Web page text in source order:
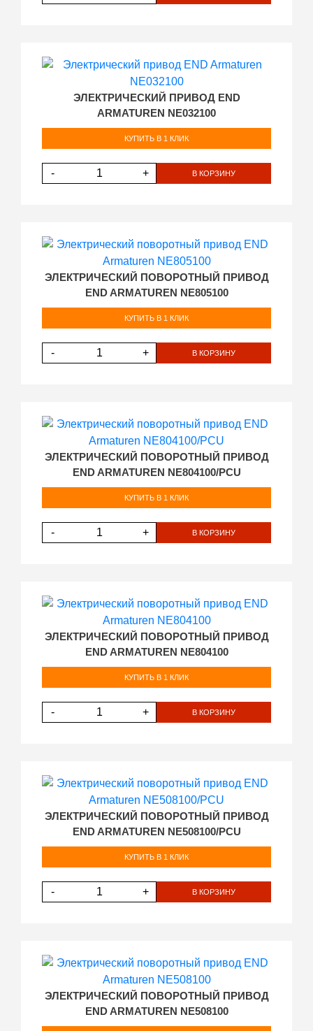
ЭЛЕКТРИЧЕСКИЙ ПРИВОД END
ARMATUREN NE032100
КУПИТЬ В 1 КЛИК
- + В КОРЗИНУ
ЭЛЕКТРИЧЕСКИЙ ПОВОРОТНЫЙ ПРИВОД
END ARMATUREN NE805100
КУПИТЬ В 1 КЛИК
- + В КОРЗИНУ
ЭЛЕКТРИЧЕСКИЙ ПОВОРОТНЫЙ ПРИВОД
END ARMATUREN NE804100/PCU
КУПИТЬ В 1 КЛИК
- + В КОРЗИНУ
ЭЛЕКТРИЧЕСКИЙ ПОВОРОТНЫЙ ПРИВОД
END ARMATUREN NE804100
КУПИТЬ В 1 КЛИК
- + В КОРЗИНУ
ЭЛЕКТРИЧЕСКИЙ ПОВОРОТНЫЙ ПРИВОД
END ARMATUREN NE508100/PCU
КУПИТЬ В 1 КЛИК
- + В КОРЗИНУ
ЭЛЕКТРИЧЕСКИЙ ПОВОРОТНЫЙ ПРИВОД
END ARMATUREN NE508100